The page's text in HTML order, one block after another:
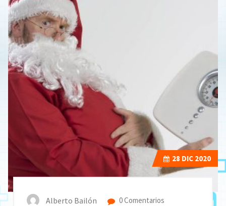
28 DIC 2020
Alberto Bailón 0 Comentarios